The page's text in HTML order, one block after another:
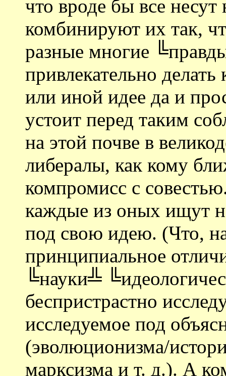
что вроде бы все
комбинируют их так,
разные многие
привлекательно
или иной идее да и
устоит перед таким
на этой почве в
либералы, как кому
компромисс с
каждые из оных ищут
под свою идею. (Что,
принципиальное
╚науки╩
беспристрастно
исследуемое под
(эволюционизма/
марксизма и т. д.). А